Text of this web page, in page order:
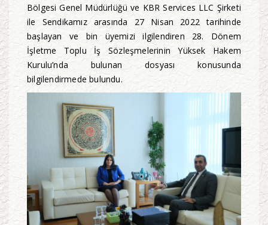
Bölgesi Genel Müdürlüğü ve KBR Services LLC Şirketi
ile Sendikamız arasında 27 Nisan 2022 tarihinde
başlayan ve bin üyemizi ilgilendiren 28. Dönem
İşletme Toplu İş Sözleşmelerinin Yüksek Hakem
Kurulu’nda bulunan dosyası konusunda
bilgilendirmede bulundu.